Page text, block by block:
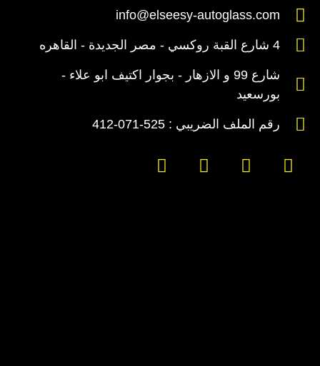
info@elseesy-autoglass.com
4 شارع القبة روكسي - مصر الجديدة - القاهره
شارع 99 و الازهار - بجوار اكتيف ابو علاء -
بورسعيد
رقم الملف الضريبي : 525-071-412